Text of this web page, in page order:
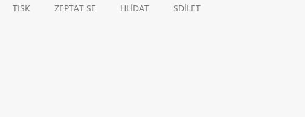
TISK ZEPTAT SE HLÍDAT SDÍLET